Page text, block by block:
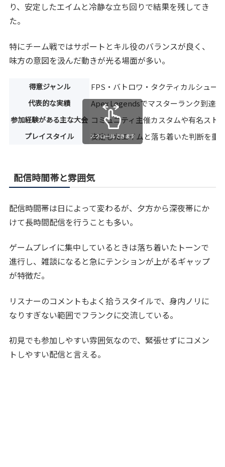
り、安定したエイムと冷静な立ち回りで結果を残してき
た。
特にチーム戦ではサポートとキル役のバランスが良く、
味方の意図を汲んだ動きが光る場面が多い。
得意ジャンル FPS・バトロワ・タクティカルシュー
代表的な実績 Apex Legendsでマスターランク到達
参加経験がある主な大会 コミュニティ主催カスタムや有名スト
プレイスタイル 安定したエイムと落ち着いた判断を重
スクロールできます
配信時間帯と雰囲気
配信時間帯は日によって変わるが、夕方から深夜帯にか
けて長時間配信を行うことも多い。
ゲームプレイに集中しているときは落ち着いたトーンで
進行し、雑談になると急にテンションが上がるギャップ
が特徴だ。
リスナーのコメントもよく拾うスタイルで、身内ノリに
なりすぎない範囲でフランクに交流している。
初見でも参加しやすい雰囲気なので、緊張せずにコメン
トしやすい配信と言える。